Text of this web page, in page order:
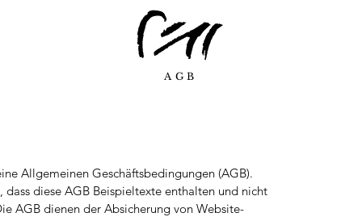
AGB
Allgemeinen Geschäftsbedingungen (AGB).
dass diese AGB Beispieltexte enthalten und nicht
AGB dienen der Absicherung von Website-